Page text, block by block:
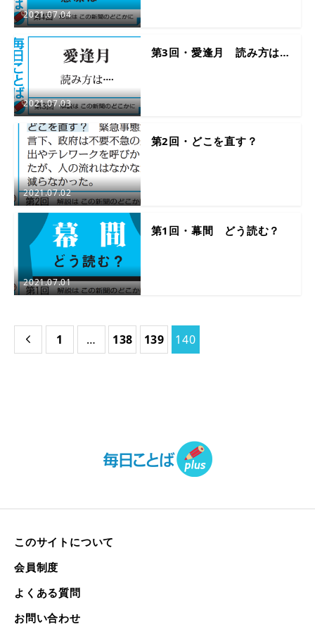
2021.07.04
2021.07.03
第3回・愛逢月 読み方は…
2021.07.02
第2回・どこを直す？
2021.07.01
第1回・幕間 どう読む？
 1 … 138 139 140
このサイトについて
会員制度
よくある質問
お問い合わせ